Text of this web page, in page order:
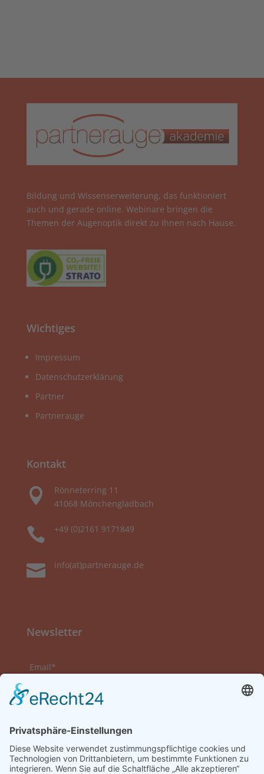
Bildung und Wissenserweiterung, das funktioniert
auch und gerade online. Webinare bringen die
Themen der Augenoptik direkt zu Ihnen nach Hause.
Wichtiges
Impressum
Datenschutzerklärung
Partner
Partnerauge
Kontakt

Rönneterring 11
41068 Mönchengladbach
 +49 (0)2161 9171849
 info(at)partnerauge.de
Newsletter
Email*
Nachname